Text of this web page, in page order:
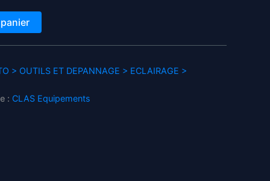
> OUTILS ET DEPANNAGE > ECLAIRAGE >
: CLAS Equipements